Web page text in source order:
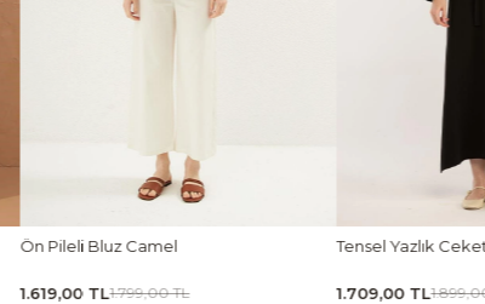
Tensel Yazlık Ceket Siyah
1.709,00 TL1.899,00 TL
Tensel Jile Elbise
1.979,00 TL2.199,00